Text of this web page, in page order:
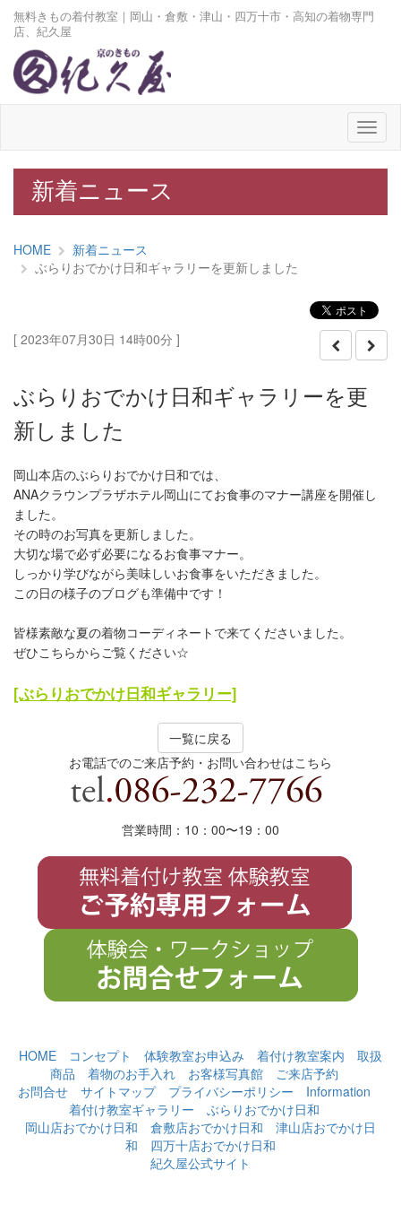
無料きもの着付教室｜岡山・倉敷・津山・四万十市・高知の着物専門
店、紀久屋
メ
ニ
ュ
新着ニュース
HOME
新着ニュース
ぶらりおでかけ日和ギャラリーを更新しました
[ 2023年07月30日 14時00分 ]
ぶらりおでかけ日和ギャラリーを更
新しました
岡山本店のぶらりおでかけ日和では、
ANAクラウンプラザホテル岡山にてお食事のマナー講座を開催し
ました。
その時のお写真を更新しました。
大切な場で必ず必要になるお食事マナー。
しっかり学びながら美味しいお食事をいただきました。
この日の様子のブログも準備中です！
皆様素敵な夏の着物コーディネートで来てくださいました。
ぜひこちらからご覧ください☆
[ぶらりおでかけ日和ギャラリー]
一覧に戻る
お電話でのご来店予約・お問い合わせはこちら
営業時間：10：00〜19 ： 00
HOME コンセプト 体験教室お申込み 着付け教室案内
取扱
商品
着物のお手入れ お客様写真館
ご来店予約
お問合せ
サイトマップ プライバシーポリシー
Information
着付け教室ギャラリー
ぶらりおでかけ日和
岡山店おでかけ日和
倉敷店おでかけ日和
津山店おでかけ日
和
四万十店おでかけ日和
紀久屋公式サイト